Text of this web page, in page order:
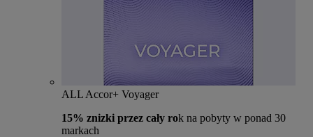
ALL Accor+ Voyager
15% znizki przez cały rok na pobyty w ponad 30
markach